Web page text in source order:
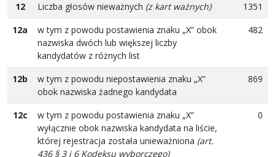
12
Liczba głosów nieważnych (z kart ważnych)
1351
12a
w tym z powodu postawienia znaku „X” obok
nazwiska dwóch lub większej liczby
kandydatów z różnych list
482
12b
w tym z powodu niepostawienia znaku „X”
obok nazwiska żadnego kandydata
869
12c
w tym z powodu postawienia znaku „X”
wyłącznie obok nazwiska kandydata na liście,
której rejestracja została unieważniona (art.
436 § 3 i 6 Kodeksu wyborczego)
0